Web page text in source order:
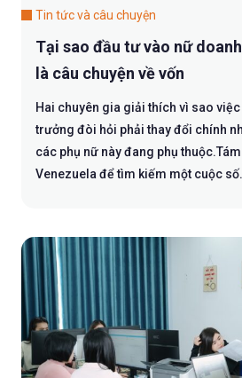
Tin tức và câu chuyện
Tại sao đầu tư vào nữ
là câu chuyện về vốn
Hai chuyên gia giải thích vì sao
trưởng đòi hỏi phải thay đổi chính
các phụ nữ này đang phụ
Venezuela để tìm kiếm một cuộc